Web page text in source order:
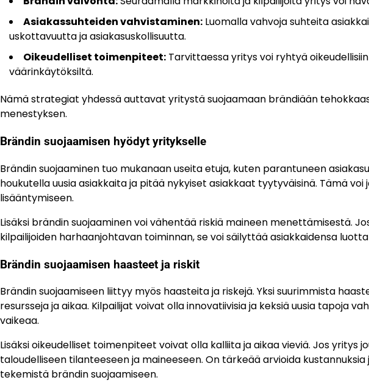
Asiakassuhteiden vahvistaminen: Luomalla vahvoja suhteita
uskottavuutta ja asiakasuskollisuutta.
Oikeudelliset toimenpiteet: Tarvittaessa yritys voi ryhtyä
väärinkäytöksiltä.
Nämä strategiat yhdessä auttavat yritystä suojaamaan brändiään
menestyksen.
Brändin suojaamisen hyödyt yritykselle
Brändin suojaaminen tuo mukanaan useita etuja, kuten parantuneen
houkutella uusia asiakkaita ja pitää nykyiset asiakkaat tyytyväisinä. Tämä
lisääntymiseen.
Lisäksi brändin suojaaminen voi vähentää riskiä maineen menettämisestä.
kilpailijoiden harhaanjohtavan toiminnan, se voi säilyttää asiakkaidensa
Brändin suojaamisen haasteet ja riskit
Brändin suojaamiseen liittyy myös haasteita ja riskejä. Yksi suurimmista
resursseja ja aikaa. Kilpailijat voivat olla innovatiivisia ja keksiä uusia tapoja
vaikeaa.
Lisäksi oikeudelliset toimenpiteet voivat olla kalliita ja aikaa vieviä. Jos yritys
taloudelliseen tilanteeseen ja maineeseen. On tärkeää arvioida
tekemistä brändin suojaamiseen.